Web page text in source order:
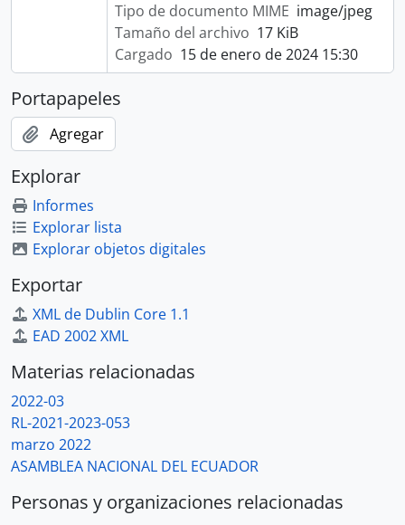
Tipo de documento MIME image/jpeg
Tamaño del archivo 17 KiB
Cargado 15 de enero de 2024 15:30
Portapapeles
Agregar
Explorar
Informes
Explorar lista
Explorar objetos digitales
Exportar
XML de Dublin Core 1.1
EAD 2002 XML
Materias relacionadas
2022-03
RL-2021-2023-053
marzo 2022
ASAMBLEA NACIONAL DEL ECUADOR
Personas y organizaciones relacionadas